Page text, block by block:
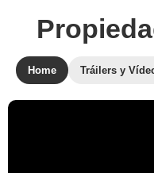
Home Tráilers y